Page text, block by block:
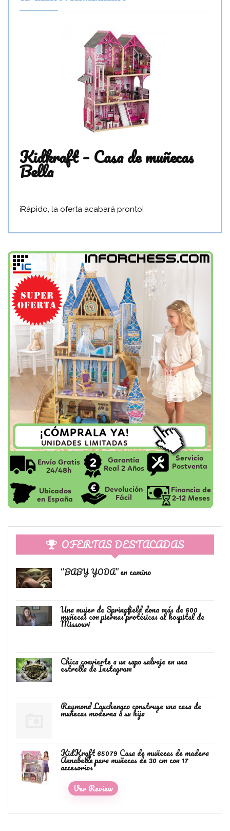
Kidkraft – Casa de muñecas
Bella
¡Rápido, la oferta acabará pronto!
OFERTAS DESTACADAS
“BABY YODA” en camino
Una mujer de Springfield dona más de 600
muñecas con piernas protésicas al hospital de
Missouri
Chica convierte a un sapo salvaje en una
estrella de Instagram
Raymond Lauchengco construye una casa de
muñecas moderna a su hija
KidKraft 65079 Casa de muñecas de madera
Annabelle para muñecas de 30 cm con 17
accesorios
Ver Review